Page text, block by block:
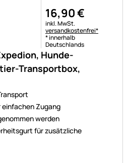
Hunde-
Transportbox,
Zugang
werden
für zusätzliche
16,90€
Steuerhinweis:
inkl. MwSt.
versandkostenfrei*
* innerhalb
Deutschlands